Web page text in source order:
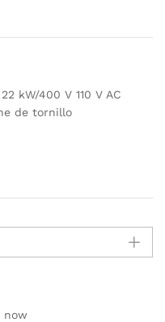
kW/400 V 110 V AC
de tornillo
now